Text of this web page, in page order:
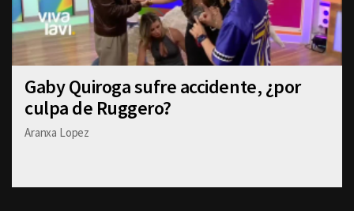
Gaby Quiroga sufre accidente, ¿por
culpa de Ruggero?
Aranxa Lopez